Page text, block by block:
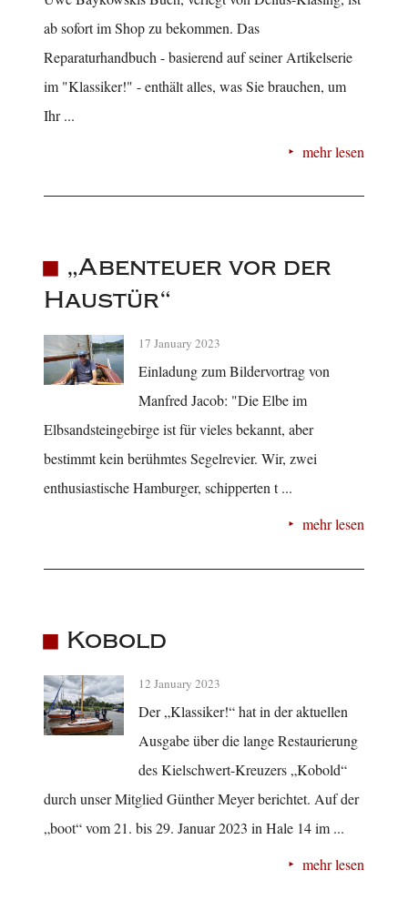
ab sofort im Shop zu bekommen. Das
Reparaturhandbuch - basierend auf seiner Artikelserie
im "Klassiker!" - enthält alles, was Sie brauchen, um
Ihr ...
mehr lesen
„Abenteuer vor der
Haustür“
17 January 2023
Einladung zum Bildervortrag von
Manfred Jacob: "Die Elbe im
Elbsandsteingebirge ist für vieles bekannt, aber
bestimmt kein berühmtes Segelrevier. Wir, zwei
enthusiastische Hamburger, schipperten t ...
mehr lesen
Kobold
12 January 2023
Der „Klassiker!“ hat in der aktuellen
Ausgabe über die lange Restaurierung
des Kielschwert-Kreuzers „Kobold“
durch unser Mitglied Günther Meyer berichtet. Auf der
„boot“ vom 21. bis 29. Januar 2023 in Hale 14 im ...
mehr lesen